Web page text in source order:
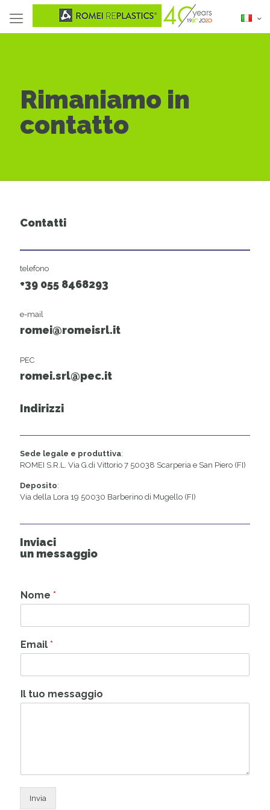
Rimaniamo in
contatto
Contatti
telefono
+39 055 8468293
e-mail
romei@romeisrl.it
PEC
romei.srl@pec.it
Indirizzi
Sede legale e produttiva:
ROMEI S.R.L. Via G.di Vittorio 7 50038 Scarperia e San Piero (FI)
Deposito:
Via della Lora 19 50030 Barberino di Mugello (FI)
Inviaci
un messaggio
Nome *
Email *
Il tuo messaggio
Invia